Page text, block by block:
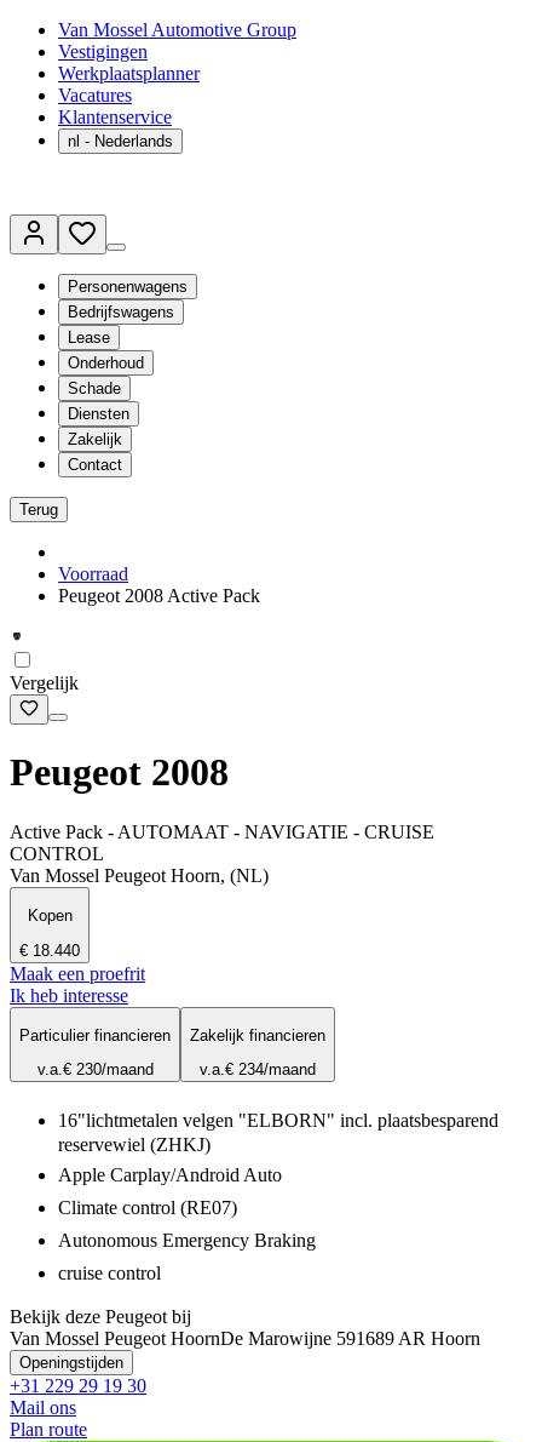
Van Mossel Automotive Group
Vestigingen
Werkplaatsplanner
Vacatures
Klantenservice
nl - Nederlands
Personenwagens
Bedrijfswagens
Lease
Onderhoud
Schade
Diensten
Zakelijk
Contact
Terug
Voorraad
Peugeot 2008 Active Pack
Vergelijk
Peugeot 2008
Active Pack - AUTOMAAT - NAVIGATIE - CRUISE
CONTROL
Van Mossel Peugeot Hoorn, (NL)
Kopen
€ 18.440
Maak een proefrit
Ik heb interesse
Particulier financieren
v.a.€ 230/maand
Zakelijk financieren
v.a.€ 234/maand
16"lichtmetalen velgen "ELBORN" incl. plaatsbesparend
reservewiel (ZHKJ)
Apple Carplay/Android Auto
Climate control (RE07)
Autonomous Emergency Braking
cruise control
Bekijk deze Peugeot bij
Van Mossel Peugeot HoornDe Marowijne 591689 AR Hoorn
Openingstijden
+31 229 29 19 30
Mail ons
Plan route